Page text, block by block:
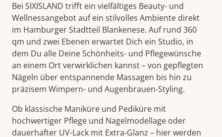
Bei SIXISLAND trifft ein vielfältiges Beauty- und
Wellnessangebot auf ein stilvolles Ambiente direkt
im Hamburger Stadtteil Blankenese. Auf rund 360
qm und zwei Ebenen erwartet Dich ein Studio, in
dem Du alle Deine Schönheits- und Pflegewünsche
an einem Ort verwirklichen kannst – von gepflegten
Nägeln über entspannende Massagen bis hin zu
präzisem Wimpern- und Augenbrauen-Styling.
Ob klassische Maniküre und Pediküre mit
hochwertiger Pflege und Nagelmodellage oder
dauerhafter UV-Lack mit Extra-Glanz – hier werden